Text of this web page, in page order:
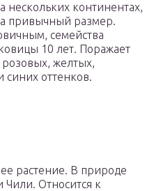
нескольких континентах,
привычный размер.
семейства
10 лет. Поражает
желтых,
оттенков.
растение. В природе
Чили. Относится к